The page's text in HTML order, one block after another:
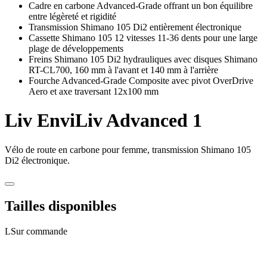
Cadre en carbone Advanced-Grade offrant un bon équilibre
entre légèreté et rigidité
Transmission Shimano 105 Di2 entièrement électronique
Cassette Shimano 105 12 vitesses 11-36 dents pour une large
plage de développements
Freins Shimano 105 Di2 hydrauliques avec disques Shimano
RT-CL700, 160 mm à l'avant et 140 mm à l'arrière
Fourche Advanced-Grade Composite avec pivot OverDrive
Aero et axe traversant 12x100 mm
Liv EnviLiv Advanced 1
Vélo de route en carbone pour femme, transmission Shimano 105
Di2 électronique.
Tailles disponibles
LSur commande